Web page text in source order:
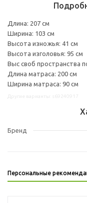
Длина: 207 см
Ширина: 103 см
Высота изножья: 41 см
Высота изголовья: 95 см
Выс своб пространства
Длина матраса: 200 см
Ширина матраса: 90 см
Бренд
Персональные